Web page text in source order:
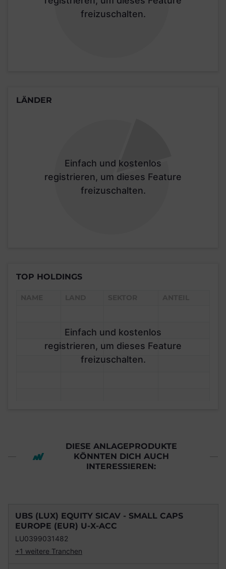
freizuschalten.
LÄNDER
Einfach und kostenlos
registrieren, um dieses Feature
freizuschalten.
TOP HOLDINGS
Einfach und kostenlos
registrieren, um dieses Feature
freizuschalten.
DIESE ANLAGEPRODUKTE
KÖNNTEN DICH AUCH
INTERESSIEREN:
UBS (LUX) EQUITY SICAV - SMALL CAPS
EUROPE (EUR) U-X-ACC
LU0399031482
+1 weitere Tranchen